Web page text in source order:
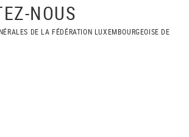
NOUS
DE LA FÉDÉRATION LUXEMBOURGEOISE DE